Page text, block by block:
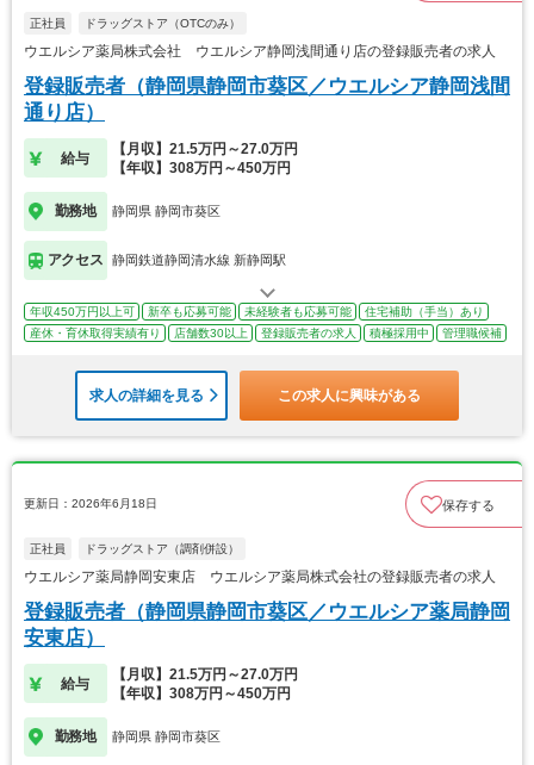
正社員 ドラッグストア（OTCのみ）
ウエルシア薬局株式会社 ウエルシア静岡浅間通り店の登録販売者の求人
登録販売者（静岡県静岡市葵区／ウエルシア静岡浅間
通り店）
給与
【月収】21.5万円～27.0万円
【年収】308万円～450万円
勤務地 静岡県 静岡市葵区
アクセス 静岡鉄道静岡清水線 新静岡駅
年収450万円以上可 新卒も応募可能 未経験者も応募可能
住宅補助（手当）あり
産休・育休取得実績有り
店舗数30以上 登録販売者の求人 積極採用中 管理職候補
求人の詳細を見る この求人に興味がある
更新日：2026年6月18日 保存する
正社員 ドラッグストア（調剤併設）
ウエルシア薬局静岡安東店 ウエルシア薬局株式会社の登録販売者の求人
登録販売者（静岡県静岡市葵区／ウエルシア薬局静岡
安東店）
給与
【月収】21.5万円～27.0万円
【年収】308万円～450万円
勤務地 静岡県 静岡市葵区